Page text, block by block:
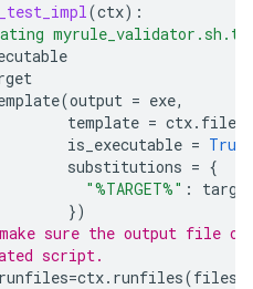
(ctx):
(output = exe,
template = ctx. file
is_executable = True
substitutions = {
"%TARGET%" :
})
sure the output file
script.
runfiles=ctx. runfiles(files